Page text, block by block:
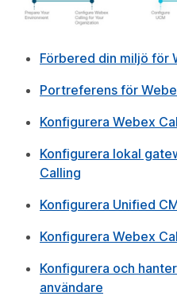
Förbered din miljö för
Portreferens för
Konfigurera Webex
Konfigurera lokal
Calling
Konfigurera Unified
Konfigurera Webex
Konfigurera och
användare